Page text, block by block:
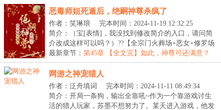
恶毒师姐死遁后，绝嗣神尊杀疯了
作者：笑琳琅
完本时间：2024-11-19 12:32:25
简介：（宝[表情]，我没找到修改简介的入口，请问简
介改成这样可以吗？）??【全宗门火葬场+恶女+修罗场
+...
最新章节： 第45章 【全文完】如此，神尊可还满意？
网游之神宠猎人
作者：泛舟填词
完本时间：2024-11-11 08:49:34
简介：开局一条狗，输出全靠吼~作为一个靠游戏讨生
活的猎人玩家，苏墨不想努力了。某天进入游戏，他发